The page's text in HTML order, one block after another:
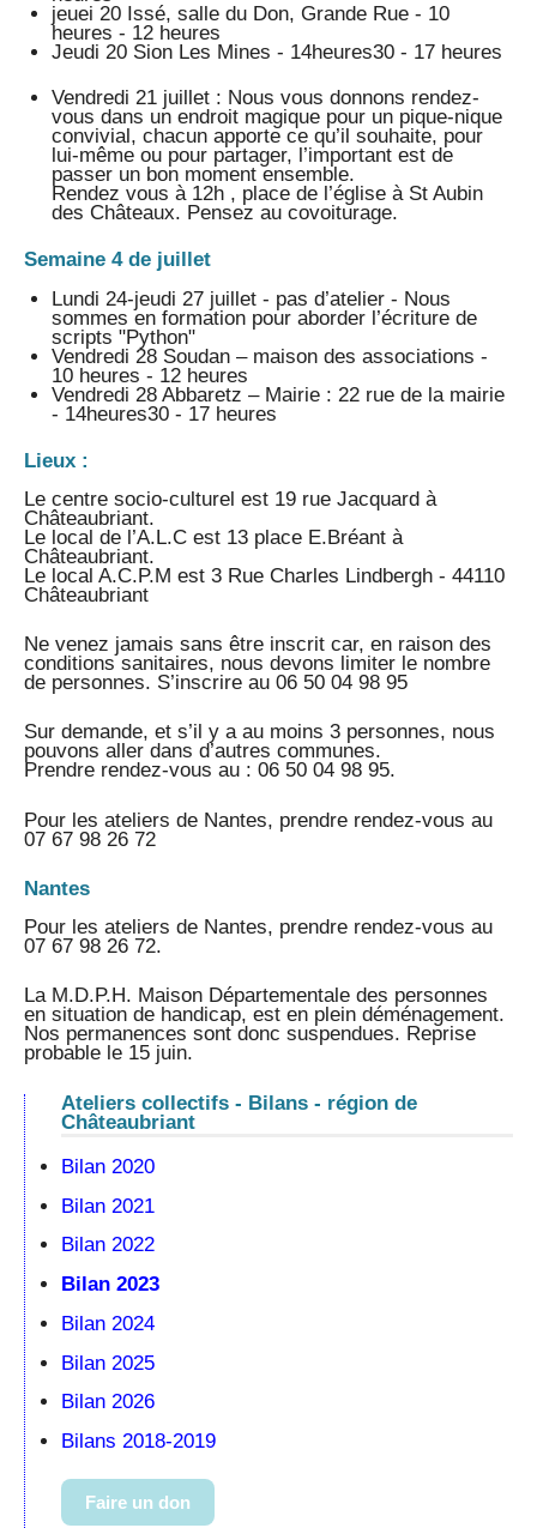
jeuei 20 Issé, salle du Don, Grande Rue - 10
heures - 12 heures
Jeudi 20 Sion Les Mines - 14heures30 - 17 heures
Vendredi 21 juillet : Nous vous donnons rendez-
vous dans un endroit magique pour un pique-nique
convivial, chacun apporte ce qu’il souhaite, pour
lui-même ou pour partager, l’important est de
passer un bon moment ensemble.
Rendez vous à 12h , place de l’église à St Aubin
des Châteaux. Pensez au covoiturage.
Semaine 4 de juillet
Lundi 24-jeudi 27 juillet - pas d’atelier - Nous
sommes en formation pour aborder l’écriture de
scripts "Python"
Vendredi 28 Soudan – maison des associations -
10 heures - 12 heures
Vendredi 28 Abbaretz – Mairie : 22 rue de la mairie
- 14heures30 - 17 heures
Lieux :
Le centre socio-culturel est 19 rue Jacquard à
Châteaubriant.
Le local de l’A.L.C est 13 place E.Bréant à
Châteaubriant.
Le local A.C.P.M est 3 Rue Charles Lindbergh - 44110
Châteaubriant
Ne venez jamais sans être inscrit car, en raison des
conditions sanitaires, nous devons limiter le nombre
de personnes. S’inscrire au 06 50 04 98 95
Sur demande, et s’il y a au moins 3 personnes, nous
pouvons aller dans d’autres communes.
Prendre rendez-vous au : 06 50 04 98 95.
Pour les ateliers de Nantes, prendre rendez-vous au
07 67 98 26 72
Nantes
Pour les ateliers de Nantes, prendre rendez-vous au
07 67 98 26 72.
La M.D.P.H. Maison Départementale des personnes
en situation de handicap, est en plein déménagement.
Nos permanences sont donc suspendues. Reprise
probable le 15 juin.
Ateliers collectifs - Bilans - région de
Châteaubriant
Bilan 2020
Bilan 2021
Bilan 2022
Bilan 2023
Bilan 2024
Bilan 2025
Bilan 2026
Bilans 2018-2019
Faire un don